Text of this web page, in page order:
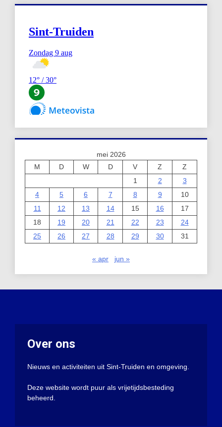
mei 2026
M
D W D V Z
Z
1
2
3
4
5 6 7 8 9
10
11
12 13 14 15 16
17
18
19 20 21 22 23
24
25
26 27 28 29 30 31
« apr jun »
Over ons
Nieuws en activiteiten uit Sint-Truiden en omgeving.
Deze website wordt puur als vrijetijdsbesteding
beheerd.